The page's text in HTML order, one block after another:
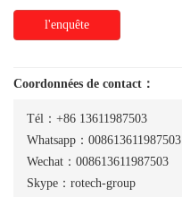
l'enquête
Coordonnées de contact：
Tél：+86 13611987503
Whatsapp：008613611987503
Wechat：008613611987503
Skype：rotech-group